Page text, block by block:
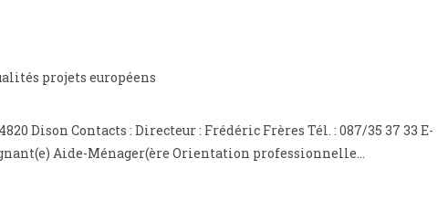
projets européens
Dison Contacts : Directeur : Frédéric Frères Tél. : 087/35 37 33 E-
Aide-Ménager(ère Orientation professionnelle…